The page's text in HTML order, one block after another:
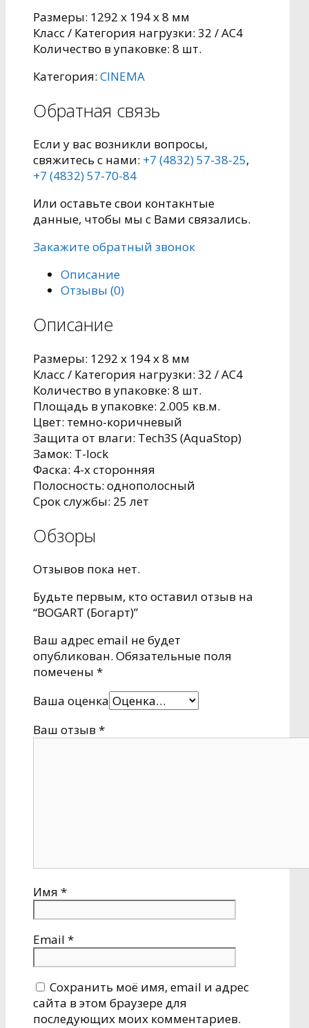
Размеры: 1292 x 194 x 8 мм
Класс / Категория нагрузки: 32 / AC4
Количество в упаковке: 8 шт.
Категория: CINEMA
Обратная связь
Если у вас возникли вопросы,
свяжитесь с нами: +7 (4832) 57-38-25,
+7 (4832) 57-70-84
Или оставьте свои контакнтые
данные, чтобы мы с Вами связались.
Закажите обратный звонок
Описание
Отзывы (0)
Описание
Размеры: 1292 x 194 x 8 мм
Класс / Категория нагрузки: 32 / AC4
Количество в упаковке: 8 шт.
Площадь в упаковке: 2.005 кв.м.
Цвет: темно-коричневый
Защита от влаги: Tech3S (AquaStop)
Замок: T-lock
Фаска: 4-х сторонняя
Полосность: однополосный
Срок службы: 25 лет
Обзоры
Отзывов пока нет.
Будьте первым, кто оставил отзыв на
“BOGART (Богарт)”
Ваш адрес email не будет
опубликован. Обязательные поля
помечены *
Ваша оценка
Ваш отзыв *
Имя *
Email *
Сохранить моё имя, email и адрес
сайта в этом браузере для
последующих моих комментариев.